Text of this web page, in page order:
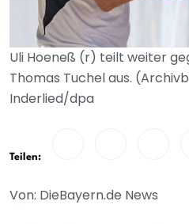
Uli Hoeneß (r) teilt weiter
Thomas Tuchel aus.
Inderlied/dpa
Teilen:
Von: DieBayern.de News